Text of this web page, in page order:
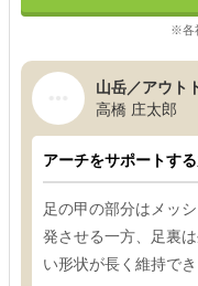
※各
山岳／アウト
高橋 庄太郎
アーチをサポートす
足の甲の部分はメッ
発させる一方、足裏
い形状が長く維持で